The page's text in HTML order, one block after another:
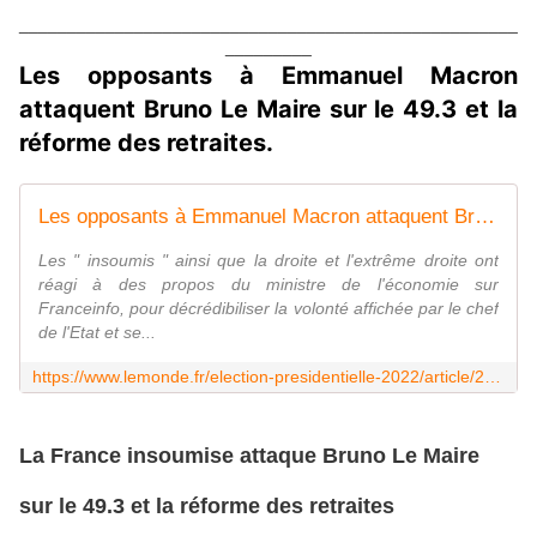
Les opposants à Emmanuel Macron
attaquent Bruno Le Maire sur le 49.3 et la
réforme des retraites.
Les opposants à Emmanuel Macron attaquent Bruno Le Maire sur le 49.3 et la réforme des retraites
Les " insoumis " ainsi que la droite et l'extrême droite ont
réagi à des propos du ministre de l'économie sur
Franceinfo, pour décrédibiliser la volonté affichée par le chef
de l'Etat et se...
https://www.lemonde.fr/election-presidentielle-2022/article/2022/04/25/la-france-insoumise-attaque-bruno-le-maire-sur-le-49-3-et-la-reforme-des-retraites_6123613_6059010.html
La France insoumise attaque Bruno Le Maire
sur le 49.3 et la réforme des retraites